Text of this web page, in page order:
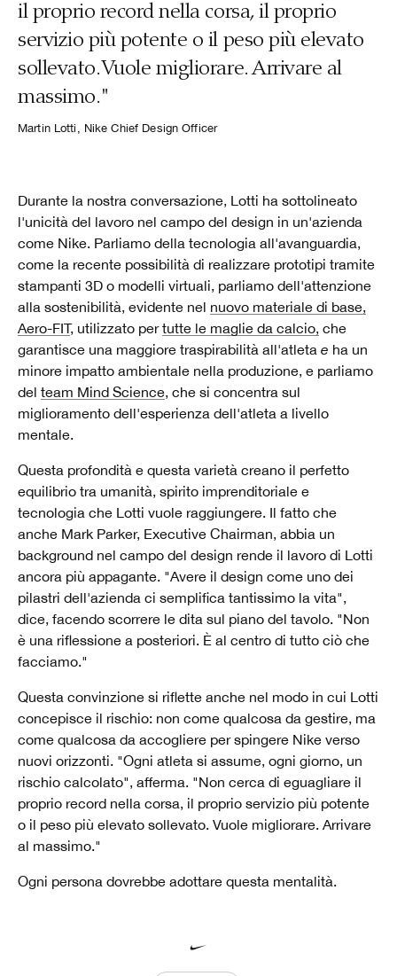
il proprio record nella corsa, il proprio
servizio più potente o il peso più elevato
sollevato. Vuole migliorare. Arrivare al
massimo."
Martin Lotti, Nike Chief Design Officer
Durante la nostra conversazione, Lotti ha sottolineato
l'unicità del lavoro nel campo del design in un'azienda
come Nike. Parliamo della tecnologia all'avanguardia,
come la recente possibilità di realizzare prototipi tramite
stampanti 3D o modelli virtuali, parliamo dell'attenzione
alla sostenibilità, evidente nel nuovo materiale di base,
Aero-FIT, utilizzato pertutte le maglie da calcio, che
garantisce una maggiore traspirabilità all'atleta e ha un
minore impatto ambientale nella produzione, e parliamo
del team Mind Science, che si concentra sul
miglioramento dell'esperienza dell'atleta a livello
mentale.
Questa profondità e questa varietà creano il perfetto
equilibrio tra umanità, spirito imprenditoriale e
tecnologia che Lotti vuole raggiungere. Il fatto che
anche Mark Parker, Executive Chairman, abbia un
background nel campo del design rende il lavoro di Lotti
ancora più appagante. "Avere il design come uno dei
pilastri dell'azienda ci semplifica tantissimo la vita",
dice, facendo scorrere le dita sul piano del tavolo. "Non
è una riflessione a posteriori. È al centro di tutto ciò che
facciamo."
Questa convinzione si riflette anche nel modo in cui Lotti
concepisce il rischio: non come qualcosa da gestire, ma
come qualcosa da accogliere per spingere Nike verso
nuovi orizzonti. "Ogni atleta si assume, ogni giorno, un
rischio calcolato", afferma. "Non cerca di eguagliare il
proprio record nella corsa, il proprio servizio più potente
o il peso più elevato sollevato. Vuole migliorare. Arrivare
al massimo."
Ogni persona dovrebbe adottare questa mentalità.